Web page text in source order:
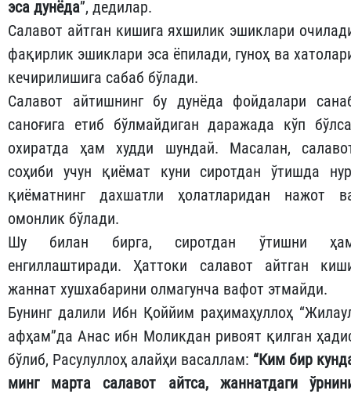
эса дунёда”, дедилар.
Салавот айтган кишига яхшилик эшиклари
фақирлик эшиклари эса ёпилади, гуноҳ ва
кечирилишига сабаб бўлади.
Салавот айтишнинг бу дунёда фойдалари
саноғига етиб бўлмайдиган даражада кўп
охиратда ҳам худди шундай. Масалан,
соҳиби учун қиёмат куни сиротдан ўтишда
қиёматнинг дахшатли ҳолатларидан нажот
омонлик бўлади.
Шу билан бирга, сиротдан ўтишни
енгиллаштиради. Ҳаттоки салавот айтган
жаннат хушхабарини олмагунча вафот этмайди.
Бунинг далили Ибн Қоййим раҳимаҳуллоҳ
афҳам”да Анас ибн Моликдан ривоят қилган
бўлиб, Расулуллоҳ алайҳи васаллам: “Ким бир
минг марта салавот айтса, жаннатдаги